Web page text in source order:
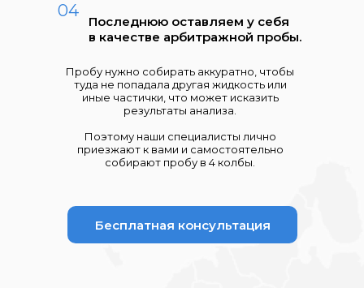
Последнюю оставляем у себя
в качестве арбитражной пробы.
04
Пробу нужно собирать аккуратно, чтобы
туда не попадала другая жидкость или
иные частички, что может исказить
результаты анализа.
Поэтому наши специалисты лично
приезжают к вами и самостоятельно
собирают пробу в 4 колбы.
Бесплатная консультация